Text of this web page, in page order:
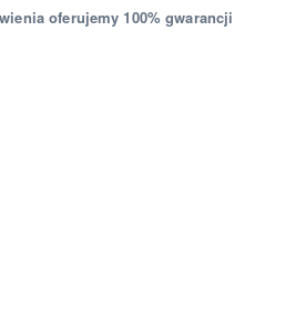
oferujemy 100% gwarancji